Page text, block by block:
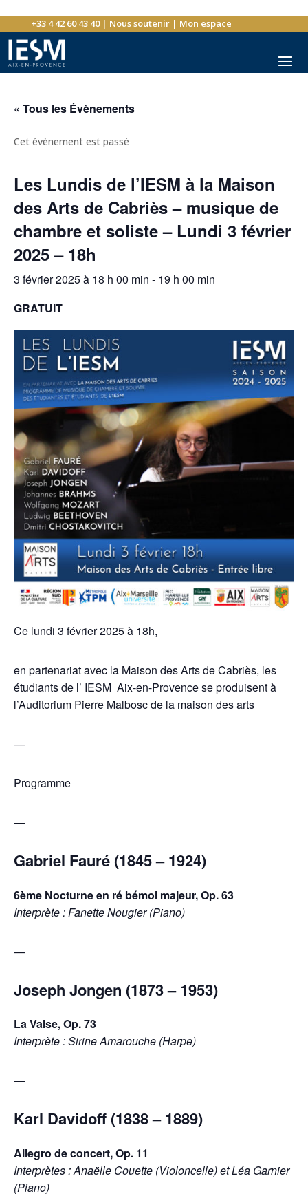
+33 4 42 60 43 40| Nous soutenir| Mon espace
« Tous les Évènements
Cet évènement est passé
Les Lundis de l’IESM à la Maison
des Arts de Cabriès – musique de
chambre et soliste – Lundi 3 février
2025 – 18h
3 février 2025 à 18 h 00 min - 19 h 00 min
GRATUIT
Ce lundi 3 février 2025 à 18h,
en partenariat avec la Maison des Arts de Cabriès, les
étudiants de l’ IESM Aix-en-Provencese produisent à
l’Auditorium Pierre Malbosc de la maison des arts
—
Programme
—
Gabriel Fauré (1845 – 1924)
6ème Nocturne en ré bémol majeur, Op. 63
Interprète : Fanette Nougier (Piano)
—
Joseph Jongen (1873 – 1953)
La Valse, Op. 73
Interprète : Sirine Amarouche (Harpe)
—
Karl Davidoff (1838 – 1889)
Allegro de concert, Op. 11
Interprètes : Anaëlle Couette (Violoncelle) et Léa Garnier
(Piano)